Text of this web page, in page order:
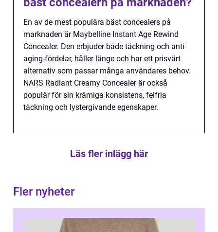
En av de mest populära bäst concealers på
marknaden är Maybelline Instant Age Rewind
Concealer. Den erbjuder både täckning och anti-
aging-fördelar, håller länge och har ett prisvärt
alternativ som passar många användares behov.
NARS Radiant Creamy Concealer är också
populär för sin krämiga konsistens, felfria
täckning och lystergivande egenskaper.
Läs fler inlägg här
Fler nyheter